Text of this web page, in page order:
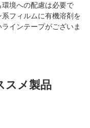
境への配慮は必要で
フィルムに有機溶剤を
インテープがございま
スメ製品